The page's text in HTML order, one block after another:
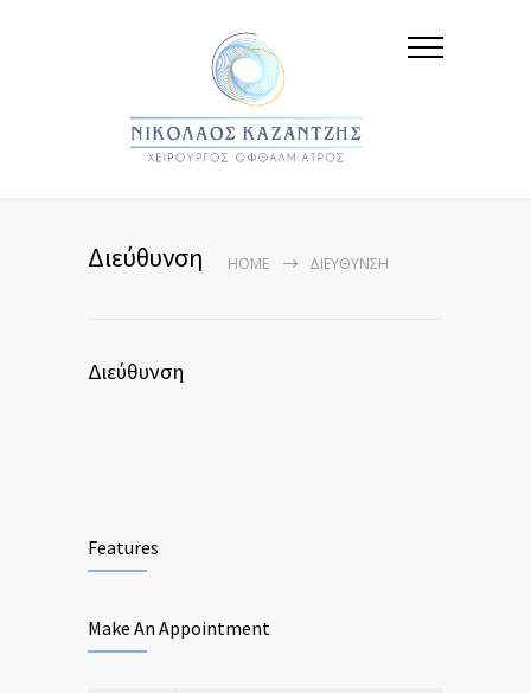
Διεύθυνση HOME ΔΙΕΎΘΥΝΣΗ
Διεύθυνση
Features
Make An Appointment